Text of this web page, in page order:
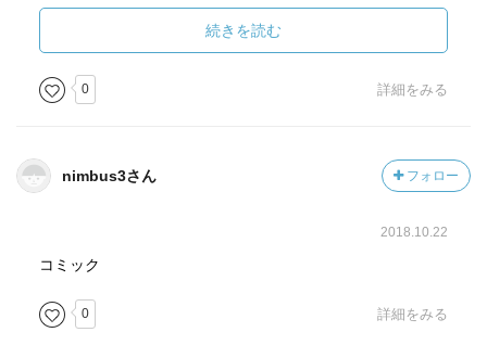
ったことをどことなく感じさせる描写だった
勿論、メインとして描かれる3人だけでなく原作ゲームに登
場する多数の艦娘がこちらでも登場し活躍する描写はとて
原作ゲームを制作している人物が関わっているだけ有っ
て、軍艦や艦娘への深い愛情を感じさせる作品になってい
続きを読む
0 詳細をみる
nimbus3さん フォロー
2018.10.22
コミック
0 詳細をみる